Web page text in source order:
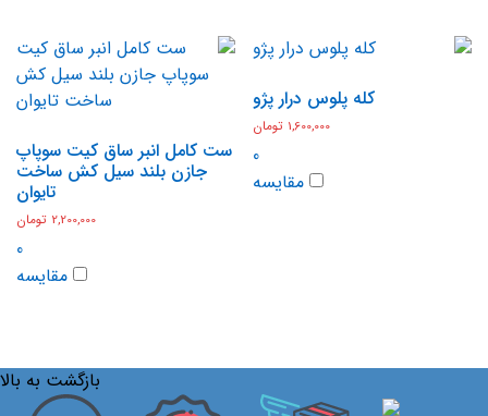
کله پلوس درار پژو
1,600,000 تومان
0
مقایسه
ست کامل انبر ساق کیت سوپاپ
جازن بلند سیل کش ساخت
تایوان
2,200,000 تومان
0
مقایسه
بازگشت به بالا